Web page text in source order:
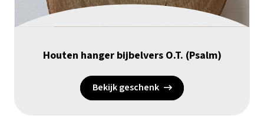
Houten hanger bijbelvers O.T. (Psalm)
Bekijk geschenk